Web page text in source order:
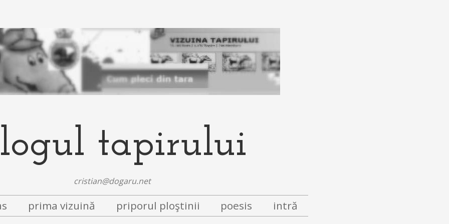
tapirului
cristian@dogaru.net
prima vizuină priporul ploştinii poesis intră